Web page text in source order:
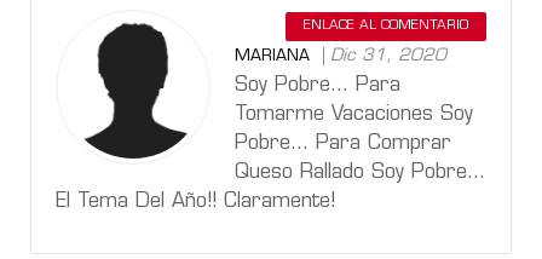
ENLACE AL COMENTARIO
MARIANA Dic 31, 2020
Soy Pobre... Para
Tomarme Vacaciones Soy
Pobre... Para Comprar
Queso Rallado Soy Pobre...
El Tema Del Año!! Claramente!